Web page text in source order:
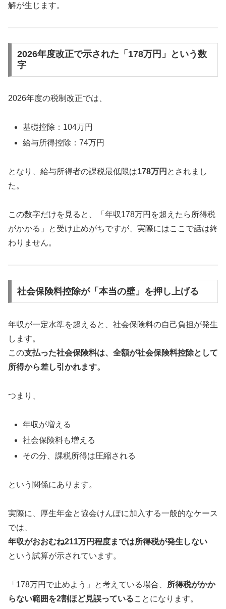
解が生じます。
2026年度改正で示された「178万円」という数
字
2026年度の税制改正では、
基礎控除：104万円
給与所得控除：74万円
となり、給与所得者の課税最低限は178万円 とされまし
た。
この数字だけを見ると、「年収178万円を超えたら所得税
がかかる」と受け止めがちですが、実際にはここで話は終
わりません。
社会保険料控除が「本当の壁」を押し上げる
年収が一定水準を超えると、社会保険料の自己負担が発生
します。
この支払った社会保険料は、全額が社会保険料控除として
所得から差し引かれます。
つまり、
年収が増える
社会保険料も増える
その分、課税所得は圧縮される
という関係にあります。
実際に、厚生年金と協会けんぽに加入する一般的なケース
では、
年収がおおむね211万円程度までは所得税が発生しない
という試算が示されています。
「178万円で止めよう」と考えている場合、
所得税がかか
らない範囲を2割ほど見誤っていることになります。